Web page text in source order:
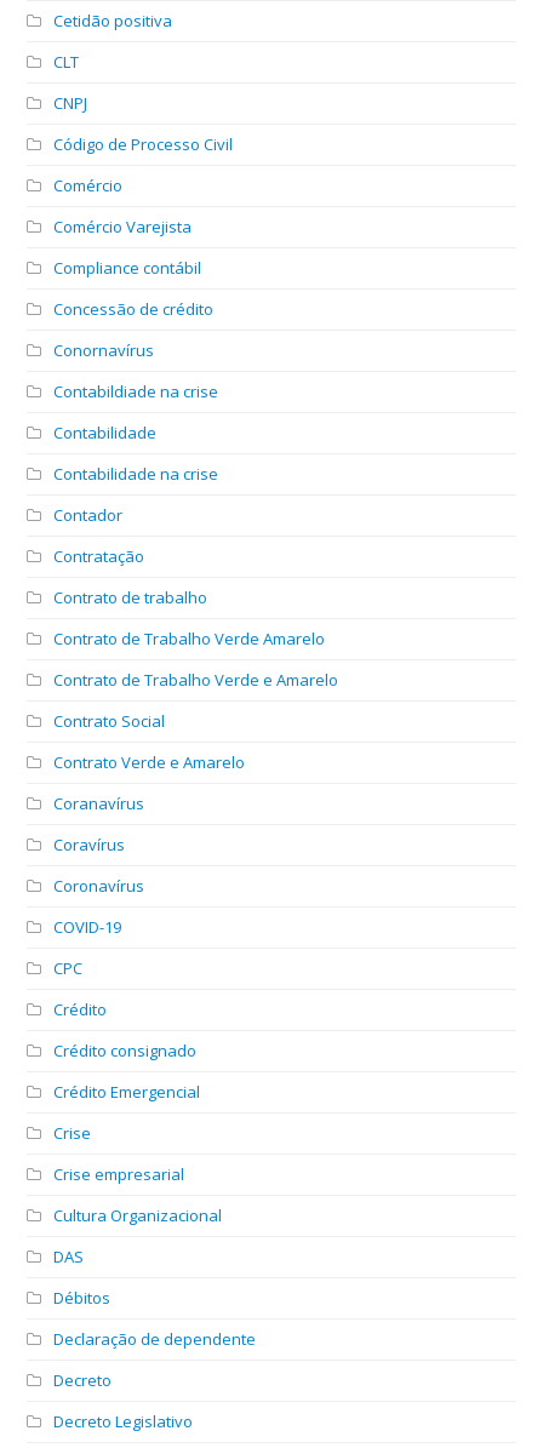
Cetidão positiva
CLT
CNPJ
Código de Processo Civil
Comércio
Comércio Varejista
Compliance contábil
Concessão de crédito
Conornavírus
Contabildiade na crise
Contabilidade
Contabilidade na crise
Contador
Contratação
Contrato de trabalho
Contrato de Trabalho Verde Amarelo
Contrato de Trabalho Verde e Amarelo
Contrato Social
Contrato Verde e Amarelo
Coranavírus
Coravírus
Coronavírus
COVID-19
CPC
Crédito
Crédito consignado
Crédito Emergencial
Crise
Crise empresarial
Cultura Organizacional
DAS
Débitos
Declaração de dependente
Decreto
Decreto Legislativo